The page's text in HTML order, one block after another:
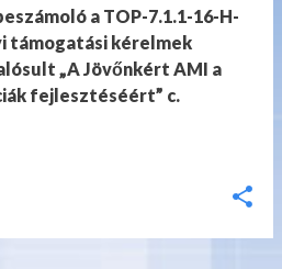
a TOP-7.1.1-16-H-
támogatási kérelmek
„A Jövőnkért AMI a
fejlesztéséért” c.